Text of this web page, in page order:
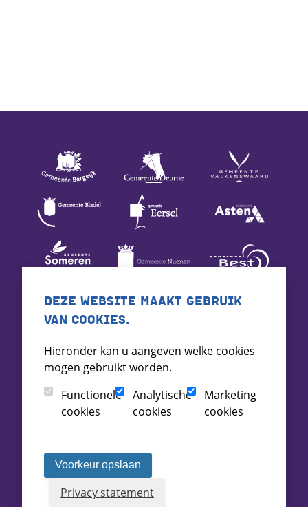
DEZE WEBSITE MAAKT GEBRUIK
VAN COOKIES.
Hieronder kan u aangeven welke cookies
mogen gebruikt worden.
Functionele
cookies
Analytische
cookies
Marketing
cookies
Voorkeur opslaan
Privacy statement